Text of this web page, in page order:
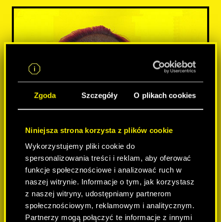
Zgoda Szczegóły O plikach cookies
Niniejsza strona korzysta z plików cookie
Wykorzystujemy pliki cookie do
spersonalizowania treści i reklam, aby oferować
funkcje społecznościowe i analizować ruch w
naszej witrynie. Informacje o tym, jak korzystasz
z naszej witryny, udostępniamy partnerom
społecznościowym, reklamowym i analitycznym.
Partnerzy mogą połączyć te informacje z innymi